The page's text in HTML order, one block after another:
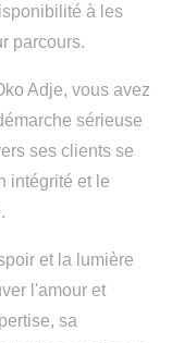
à les
parcours.
Adje, vous avez
sérieuse
ses clients se
intégrité et le
et la lumière
l'amour et
sa